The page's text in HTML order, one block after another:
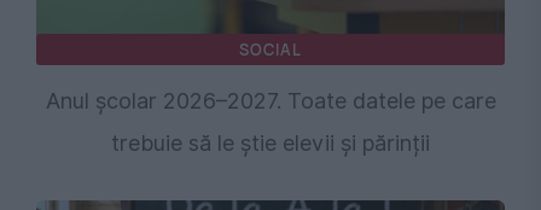
SOCIAL
Anul școlar 2026–2027. Toate datele pe care
trebuie să le știe elevii și părinții